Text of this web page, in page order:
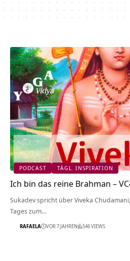
PODCAST TÄGL. INSPIRATION
Ich bin das reine Brahman –
Sukadev spricht über Viveka
Tages zum…
RAFAELA VOR 7 JAHREN 546 VIEWS